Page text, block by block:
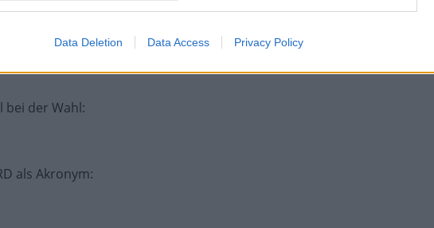
Data Deletion Data Access Privacy Policy
Landrut:
bei der Wahl:
als Akronym: